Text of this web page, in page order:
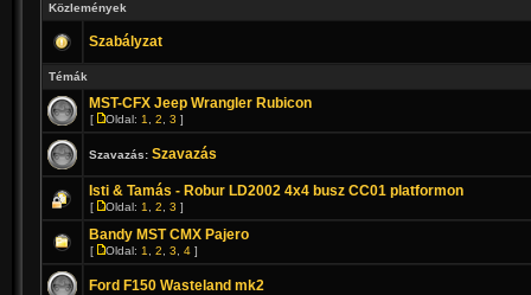
Közlemények
Szabályzat
Témák
MST-CFX Jeep Wrangler Rubicon
[ Oldal: 1 2 3 ]
Szavazás: Szavazás
Isti & Tamás - Robur LD2002 4x4 busz CC01 platformon
[ Oldal: 1 2 3 ]
Bandy MST CMX Pajero
[ Oldal: 1 2 3 4 ]
Ford F150 Wasteland mk2